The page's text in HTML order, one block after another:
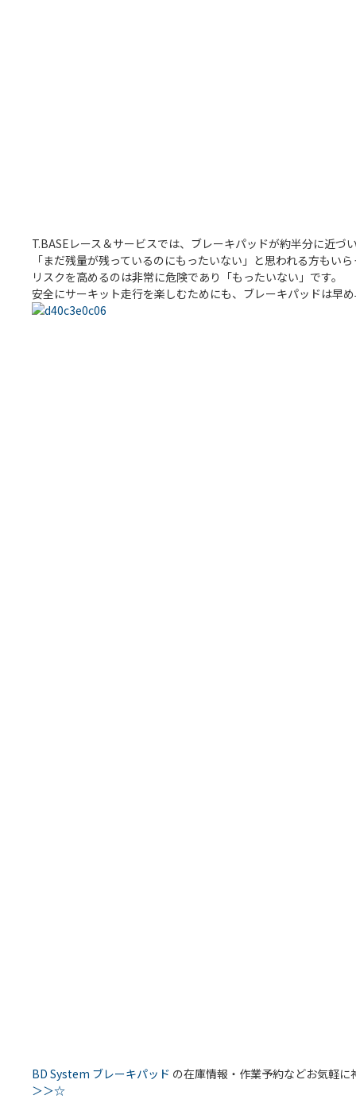
T.BASEレース＆サービスでは、ブレーキパッドが約半分に近づ
「まだ残量が残っているのにもったいない」と思われる方も
リスクを高めるのは非常に危険であり「もったいない」です。
安全にサーキット走行を楽しむためにも、ブレーキパッドは早
BD System ブレーキパッド の在庫情報・作業予約などお気軽
＞＞☆